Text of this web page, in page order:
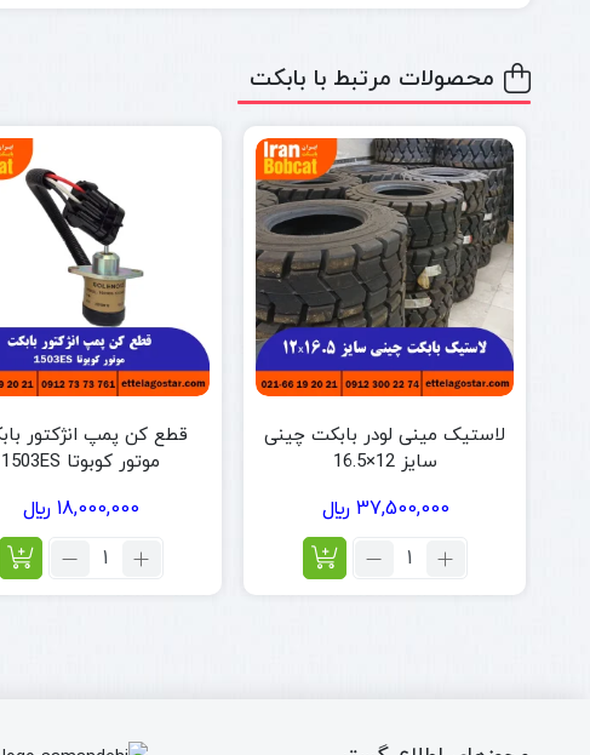
محصولات مرتبط با بابکت
لاستیک مینی لودر بابکت چینی
سایز 12×16.5
37,500,000 ﷼
تعداد:
مینی
قطع کن پمپ انژکتور
موتور کوبوتا 1503ES
18,000,000 ﷼
تعداد:
کن